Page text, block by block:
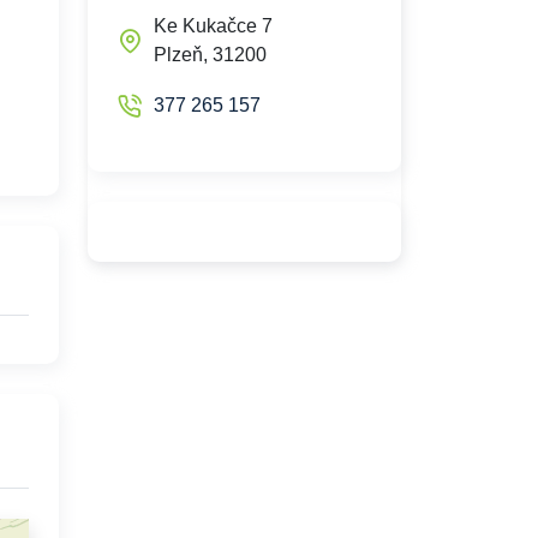
Ke Kukačce 7
Plzeň, 31200
377 265 157